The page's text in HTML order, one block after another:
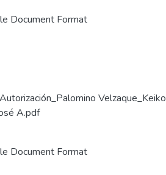
Document Format
Velzaque_Keiko
A.pdf
Document Format